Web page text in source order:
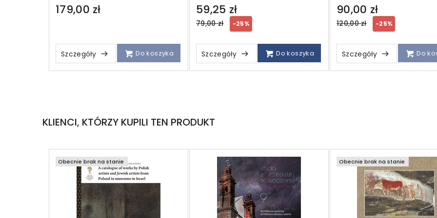
179,00 zł
Szczegóły Do koszyka
59,25 zł
Regular
79,00 zł -25%
Szczegóły Do koszyka
90,00 zł
Regular
120,00 zł -25%
Szczegóły Do
KLIENCI, KTÓRZY KUPILI TEN PRODUKT
Obecnie brak na stanie Obecnie brak na stanie